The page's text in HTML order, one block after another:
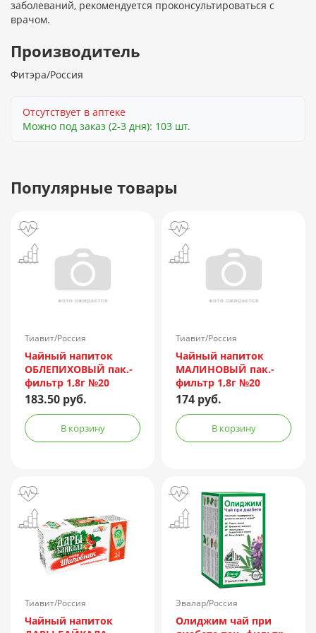
заболеваний, рекомендуется проконсультироваться с
врачом.
Производитель
Фитэра/Россия
Отсутствует в аптеке
Можно под заказ (2-3 дня): 103 шт.
Популярные товары
Тиавит/Россия
Чайный напиток
ОБЛЕПИХОВЫЙ пак.-
фильтр 1,8г №20
183.50 руб.
В корзину
Тиавит/Россия
Чайный напиток
МАЛИНОВЫЙ пак.-
фильтр 1,8г №20
174 руб.
В корзину
Тиавит/Россия
Чайный напиток
Эвалар/Россия
Олиджим чай при